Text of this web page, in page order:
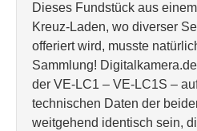
Dieses Fundstück aus
Kreuz-Laden, wo diverser
offeriert wird, musste
Sammlung!
der VE-LC1 – VE-LC1S –
technischen Daten der
weitgehend identisch sein,